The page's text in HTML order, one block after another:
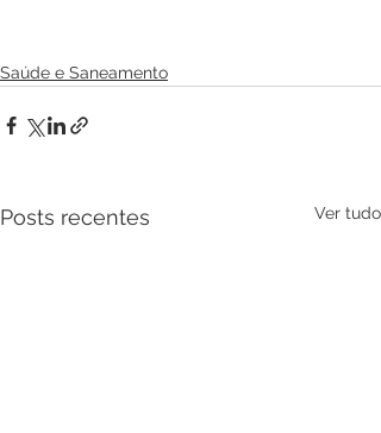
Saúde e Saneamento
Posts recentes Ver tudo